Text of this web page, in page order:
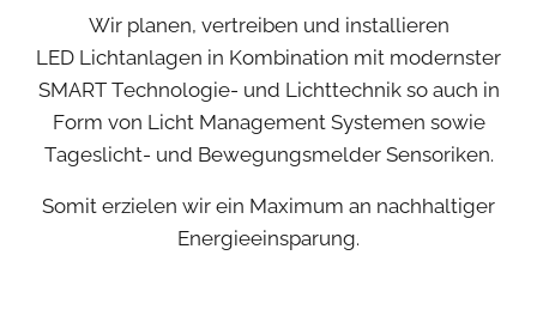
Wir planen, vertreiben und installieren
LED Lichtanlagen in Kombination mit modernster
SMART Technologie- und Lichttechnik so auch in
Form von Licht Management Systemen sowie
Tageslicht- und Bewegungsmelder Sensoriken.
Somit erzielen wir ein Maximum an nachhaltiger
Energieeinsparung.